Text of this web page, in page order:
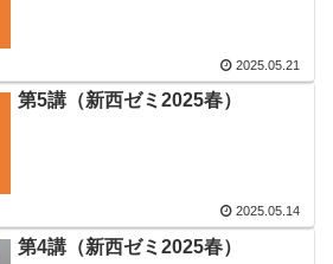
2025.05.21
第5講（新西ゼミ2025春）
2025.05.14
第4講（新西ゼミ2025春）